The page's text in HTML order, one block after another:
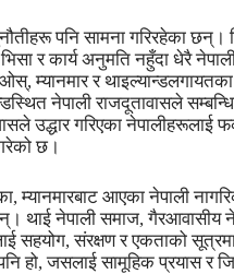
पनि सामना गरिरहेका
र कार्य अनुमति नहुँदा धेरै
म्यानमार र
नेपाली राजदूतावासले
उद्धार गरिएका नेपालीहरूलाई
छ।
म्यानमारबाट आएका नेपाली
थाई नेपाली समाज, गैरआवासीय
सहयोग, संरक्षण र एकताको
हो, जसलाई सामूहिक प्रयास र